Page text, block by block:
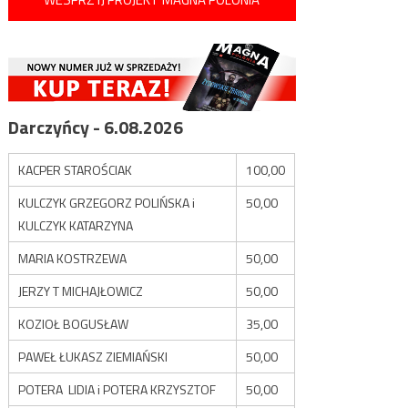
Darczyńcy - 6.08.2026
KACPER STAROŚCIAK
100,00
KULCZYK GRZEGORZ POLIŃSKA i
KULCZYK KATARZYNA
50,00
MARIA KOSTRZEWA
50,00
JERZY T MICHAJŁOWICZ
50,00
KOZIOŁ BOGUSŁAW
35,00
PAWEŁ ŁUKASZ ZIEMIAŃSKI
50,00
POTERA LIDIA i POTERA KRZYSZTOF
50,00